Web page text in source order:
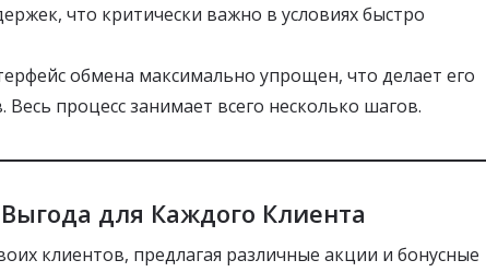
что критически важно в условиях быстро
обмена максимально упрощен, что делает его
процесс занимает всего несколько шагов.
для Каждого Клиента
клиентов, предлагая различные акции и бонусные